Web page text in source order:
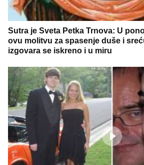
Sutra je Sveta Petka Trnova: U
ovu molitvu za spasenje duše i
izgovara se iskreno i u miru